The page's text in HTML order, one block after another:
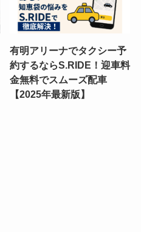
有明アリーナでタクシー予
約するならS.RIDE！迎車料
金無料でスムーズ配車
【2025年最新版】